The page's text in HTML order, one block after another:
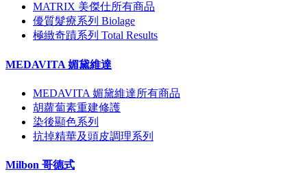
MATRIX 美傑仕所有商品
優質髮療系列 Biolage
極緻奇蹟系列 Total Results
MEDAVITA 媚黛維達
MEDAVITA 媚黛維達所有商品
胡蘿蔔素重建修護
染後顯色系列
抗掉精華及頭皮調理系列
Milbon 哥德式